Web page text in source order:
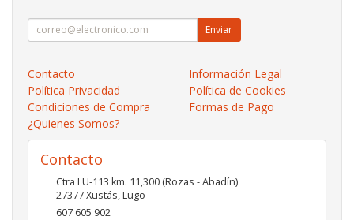
Enviar
Contacto
Información Legal
Política Privacidad
Política de Cookies
Condiciones de Compra
Formas de Pago
¿Quienes Somos?
Contacto
Ctra LU-113 km. 11,300 (Rozas - Abadín)
27377Xustás,Lugo
607 605 902